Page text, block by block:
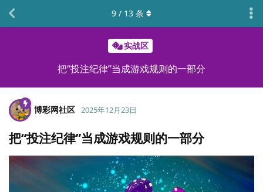
实战区
把“投注纪律”当成游戏规则的一部分
9 / 13 条
博彩网社区 2025年12月23日
把“投注纪律”当成游戏规则的一部分